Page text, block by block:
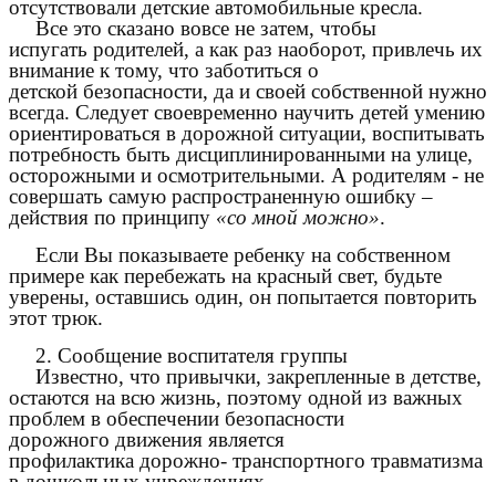
отсутствовали детские автомобильные кресла.
Все это сказано вовсе не затем, чтобы
испугать родителей, а как раз наоборот, привлечь их
внимание к тому, что заботиться o
детской безопасности, да и своей собственной нужно
всегда. Следует своевременно научить детей умению
ориентироваться в дорожной ситуации, воспитывать
потребность быть дисциплинированными на улице,
осторожными и осмотрительными. А родителям - не
совершать самую распространенную ошибку –
действия по принципу «со мной можно».
Если Вы показываете ребенку на собственном
примере как перебежать на красный свет, будьте
уверены, оставшись один, он попытается повторить
этот трюк.
2. Сообщение воспитателя группы
Известно, что привычки, закрепленные в детстве,
остаются на всю жизнь, поэтому одной из важных
проблем в обеспечении безопасности
дорожного движения является
профилактика дорожно- транспортного травматизма